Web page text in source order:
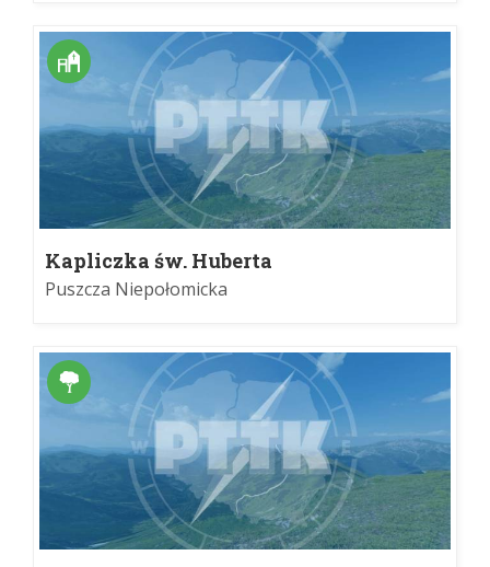
Kapliczka św. Huberta
Puszcza Niepołomicka